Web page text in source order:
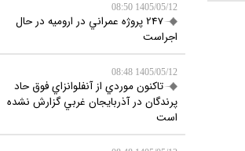
1405/05/12 08:50
247 پروژه عمراني در اروميه در حال
اجراست
1405/05/12 08:48
تاکنون موردي از آنفلوانزاي فوق حاد
پرندگان در آذربايجان غربي گزارش نشده
است